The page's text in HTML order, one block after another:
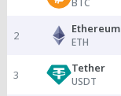
BTC
2 Ethereum
ETH
3 Tether
USDT